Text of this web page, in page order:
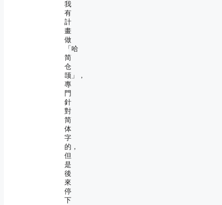
我
有
計
畫
做
「哈
简
仓
颉」，
專
門
針
對
简
体
字
的，
但
是
後
來
停
下